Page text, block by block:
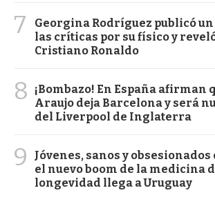
7
Georgina Rodríguez publicó
las críticas por su físico y
Cristiano Ronaldo
8
¡Bombazo! En España afirman
Araujo deja Barcelona y será
del Liverpool de Inglaterra
9
Jóvenes, sanos y
el nuevo boom de la medicina
longevidad llega a Uruguay